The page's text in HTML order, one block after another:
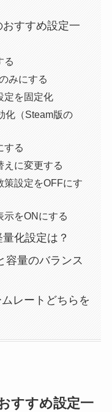
おすすめ設定一
る
みにする
を固定化
（Steam版の
する
に変更する
設定をOFFにす
をONにする
化設定は？
容量のバランス
レートどちらを
すすめ設定一